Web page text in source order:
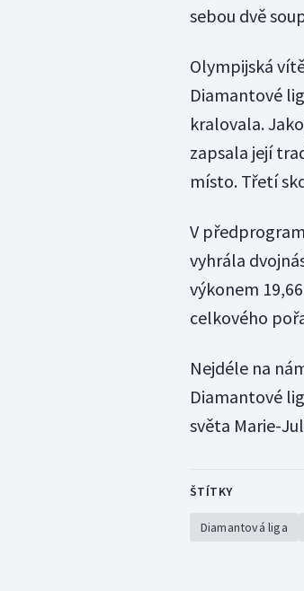
sebou dvě
Olympijská
Diamantové
kralovala.
zapsala její
místo. Třetí
V
vyhrála
výkonem
celkového
Nejdéle na
Diamantové
světa Marie-
ŠTÍTKY
Diamantová liga